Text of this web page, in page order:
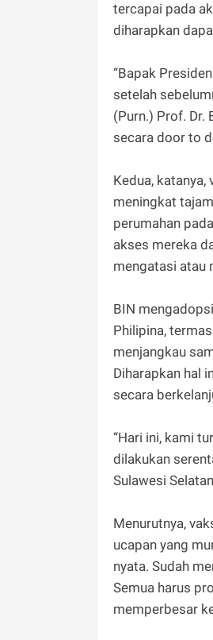
tercapai pada
diharapkan
“Bapak
setelah
(Purn.) Prof. Dr.
secara door to
Kedua,
meningkat
perumahan
akses mereka
mengatasi atau
BIN
Philipina,
menjangkau
Diharapkan hal
secara
“Hari ini, kami
dilakukan
Sulawesi
Menurutnya,
ucapan yang
nyata. Sudah
Semua harus
memperbesar